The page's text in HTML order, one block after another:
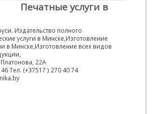
Печатные услуги в
Издательство полного
услуги в Минске,Изготовление
в Минске,Изготовление всех видов
22А
Тел. (+37517 ) 270 40 74